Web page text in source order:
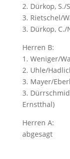
2. Dürkop, S./
3. Rietschel/
3. Dürkop, C./
Herren B:
1. Weniger/
2. Uhle/
3. Mayer/
3.
Ernstthal)
Herren A:
abgesagt